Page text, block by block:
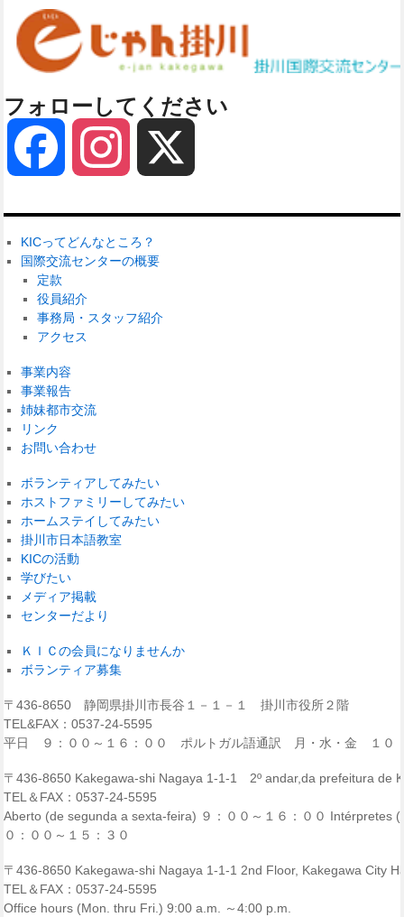
フォローしてください
Facebook Instagram
KICってどんなところ？
国際交流センターの概要
定款
役員紹介
事務局・スタッフ紹介
アクセス
事業内容
事業報告
姉妹都市交流
リンク
お問い合わせ
ボランティアしてみたい
ホストファミリーしてみたい
ホームステイしてみたい
掛川市日本語教室
KICの活動
学びたい
メディア掲載
センターだより
ＫＩＣの会員になりませんか
ボランティア募集
〒436-8650 静岡県掛川市長谷１－１－１ 掛川市役所２階
TEL&FAX：0537-24-5595
平日 ９：００～１６：００ ポルトガル語通訳 月・水・金 １０
〒436-8650 Kakegawa-shi Nagaya 1-1-1 2º andar,da prefeitura de
TEL＆FAX：0537-24-5595
Aberto (de segunda a sexta-feira) ９：００～１６：００
０：００～１５：３０
〒436-8650 Kakegawa-shi Nagaya 1-1-1 2nd Floor, Kakegawa City
TEL＆FAX：0537-24-5595
Office hours (Mon. thru Fri.) 9:00 a.m. ～4:00 p.m.